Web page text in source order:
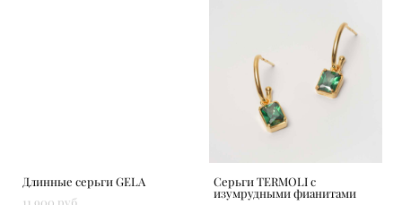
Длинные серьги GELA
Серьги TERMOLI с
изумрудными фианитами